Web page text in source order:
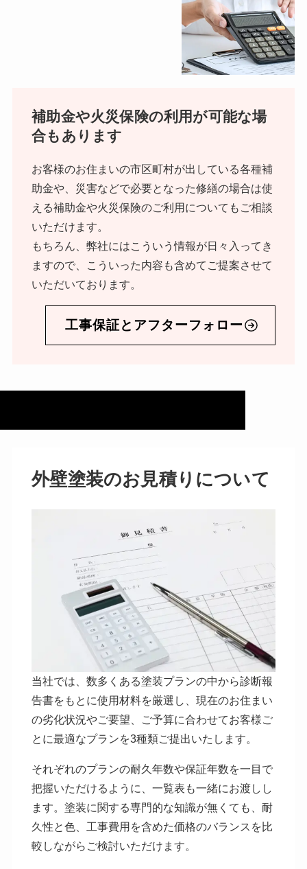
補助金や火災保険の利用が可能な場
合もあります
お客様のお住まいの市区町村が出している各種補
助金や、災害などで必要となった修繕の場合は使
える補助金や火災保険のご利用についてもご相談
いただけます。
もちろん、弊社にはこういう情報が日々入ってき
ますので、こういった内容も含めてご提案させて
いただいております。
工事保証とアフターフォロー
外壁塗装のお見積りについて
当社では、数多くある塗装プランの中から診断報
告書をもとに使用材料を厳選し、現在のお住まい
の劣化状況やご要望、ご予算に合わせてお客様ご
とに最適なプランを3種類ご提出いたします。
それぞれのプランの耐久年数や保証年数を一目で
把握いただけるように、一覧表も一緒にお渡しし
ます。塗装に関する専門的な知識が無くても、耐
久性と色、工事費用を含めた価格のバランスを比
較しながらご検討いただけます。